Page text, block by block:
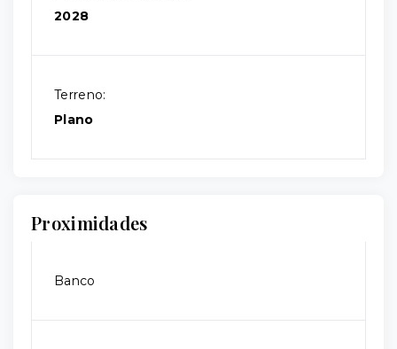
2028
Terreno:
Plano
Proximidades
Banco